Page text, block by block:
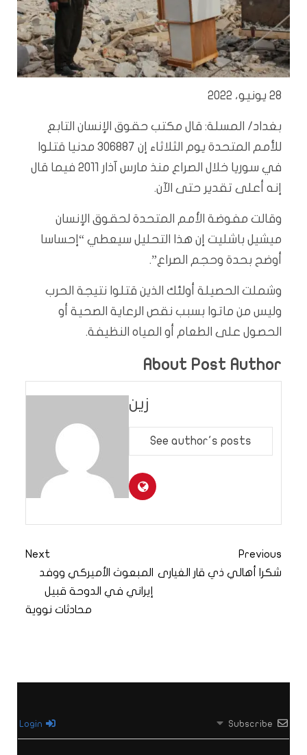
28 يونيو، 2022
بغداد/ المسلة: قال مكتب حقوق الإنسان التابع
للأمم المتحدة يوم الثلاثاء إن 306887 مدنيا قتلوا
في سوريا خلال الصراع منذ مارس آذار 2011 فيما قال
إنه أعلى تقدير حتى الآن.
وقالت مفوضة الأمم المتحدة لحقوق الإنسان
ميشيل باشليت إن هذا التحليل سيعطي “إحساسا
أوضح بحدة وحجم الصراع”.
وشملت الحصيلة أولئك الذين قتلوا نتيجة الحرب
وليس من ماتوا بسبب نقص الرعاية الصحية أو
الحصول على الطعام أو المياه النظيفة.
About Post Author
زين
See author's posts
Previous
شكرا أهالي ذي قار الغيارى
Next
المبعوث الأميركي ووفد
إيراني في الدوحة قبيل
محادثات نووية
Subscribe